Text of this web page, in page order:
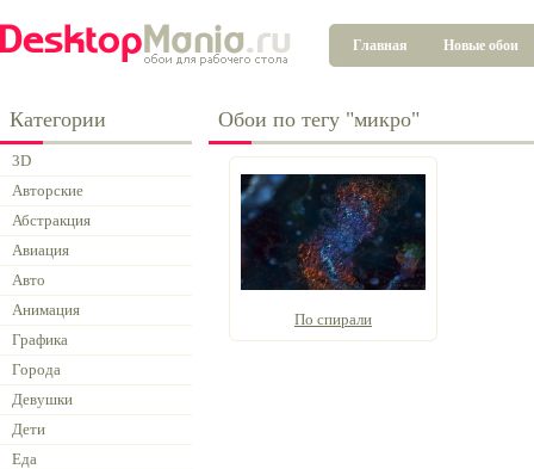
Главная Новые обои
Категории
3D
Авторские
Абстракция
Авиация
Авто
Анимация
Графика
Города
Девушки
Дети
Еда
Обои по тегу "микро"
По спирали